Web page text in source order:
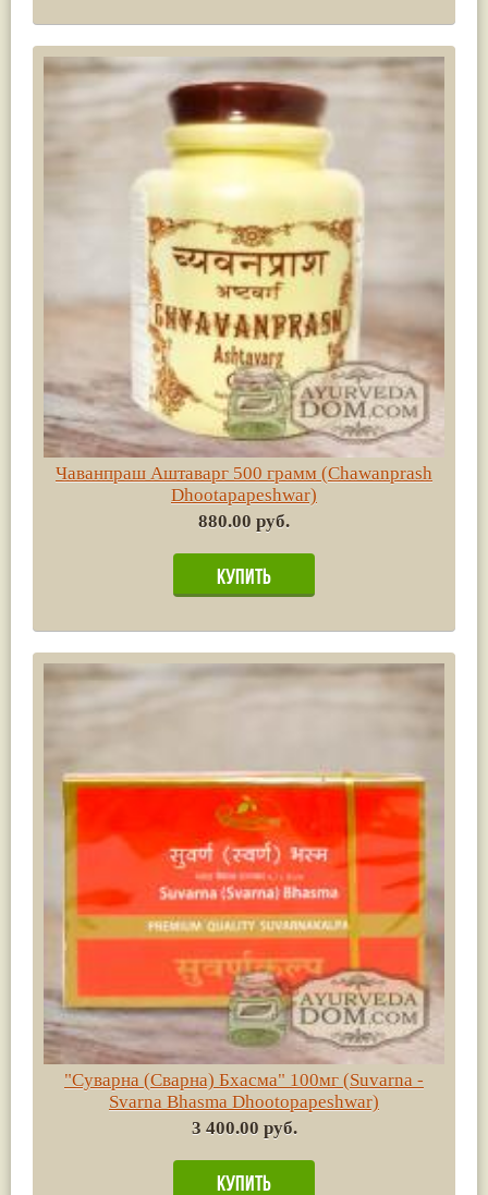
Чаванпраш Аштаварг 500 грамм (Chawanprash
Dhootapapeshwar)
880.00 руб.
"Суварна (Сварна) Бхасма" 100мг (Suvarna -
Svarna Bhasma Dhootopapeshwar)
3 400.00 руб.